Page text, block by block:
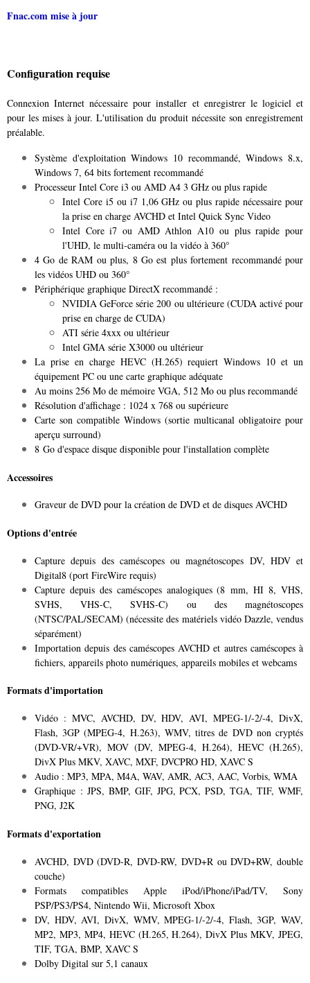
Fnac.com mise à jour
Configuration requise
Connexion Internet nécessaire pour installer et enregistrer le logiciel et
pour les mises à jour. L'utilisation du produit nécessite son enregistrement
préalable.
Système d'exploitation Windows 10 recommandé, Windows 8.x,
Windows 7, 64 bits fortement recommandé
Processeur Intel Core i3 ou AMD A4 3 GHz ou plus rapide
Intel Core i5 ou i7 1,06 GHz ou plus rapide nécessaire pour
la prise en charge AVCHD et Intel Quick Sync Video
Intel Core i7 ou AMD Athlon A10 ou plus rapide pour
l'UHD, le multi-caméra ou la vidéo à 360°
4 Go de RAM ou plus, 8 Go est plus fortement recommandé pour
les vidéos UHD ou 360°
Périphérique graphique DirectX recommandé :
NVIDIA GeForce série 200 ou ultérieure (CUDA activé pour
prise en charge de CUDA)
ATI série 4xxx ou ultérieur
Intel GMA série X3000 ou ultérieur
La prise en charge HEVC (H.265) requiert Windows 10 et un
équipement PC ou une carte graphique adéquate
Au moins 256 Mo de mémoire VGA, 512 Mo ou plus recommandé
Résolution d'affichage : 1024 x 768 ou supérieure
Carte son compatible Windows (sortie multicanal obligatoire pour
aperçu surround)
8 Go d'espace disque disponible pour l'installation complète
Accessoires
Graveur de DVD pour la création de DVD et de disques AVCHD
Options d'entrée
Capture depuis des caméscopes ou magnétoscopes DV, HDV et
Digital8 (port FireWire requis)
Capture depuis des caméscopes analogiques (8 mm, HI 8, VHS,
SVHS, VHS-C, SVHS-C) ou des magnétoscopes
(NTSC/PAL/SECAM) (nécessite des matériels vidéo Dazzle, vendus
séparément)
Importation depuis des caméscopes AVCHD et autres caméscopes à
fichiers, appareils photo numériques, appareils mobiles et webcams
Formats d'importation
Vidéo : MVC, AVCHD, DV, HDV, AVI, MPEG-1/-2/-4, DivX,
Flash, 3GP (MPEG-4, H.263), WMV, titres de DVD non cryptés
(DVD-VR/+VR), MOV (DV, MPEG-4, H.264), HEVC (H.265),
DivX Plus MKV, XAVC, MXF, DVCPRO HD, XAVC S
Audio : MP3, MPA, M4A, WAV, AMR, AC3, AAC, Vorbis, WMA
Graphique : JPS, BMP, GIF, JPG, PCX, PSD, TGA, TIF, WMF,
PNG, J2K
Formats d'exportation
AVCHD, DVD (DVD-R, DVD-RW, DVD+R ou DVD+RW, double
couche)
Formats compatibles Apple iPod/iPhone/iPad/TV, Sony
PSP/PS3/PS4, Nintendo Wii, Microsoft Xbox
DV, HDV, AVI, DivX, WMV, MPEG-1/-2/-4, Flash, 3GP, WAV,
MP2, MP3, MP4, HEVC (H.265, H.264), DivX Plus MKV, JPEG,
TIF, TGA, BMP, XAVC S
Dolby Digital sur 5,1 canaux